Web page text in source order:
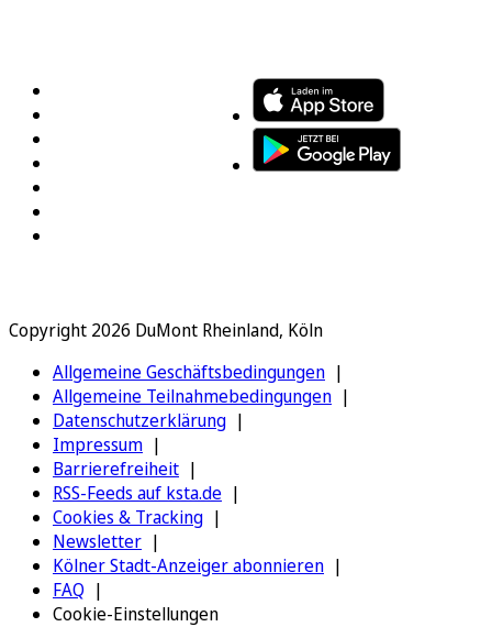
Copyright 2026 DuMont Rheinland, Köln
Allgemeine Geschäftsbedingungen
Allgemeine Teilnahmebedingungen
Datenschutzerklärung
Impressum
Barrierefreiheit
RSS-Feeds auf ksta.de
Cookies & Tracking
Newsletter
Kölner Stadt-Anzeiger abonnieren
FAQ
Cookie-Einstellungen